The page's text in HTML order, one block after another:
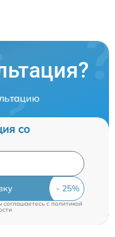
со
соглашаетесь cполитикой